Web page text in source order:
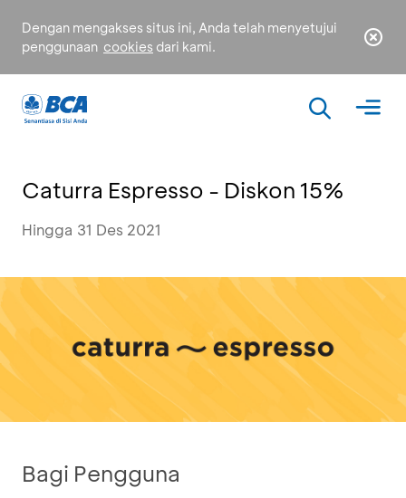
Dengan mengakses situs ini, Anda telah menyetujui
penggunaan cookies dari kami.
Caturra Espresso - Diskon 15%
Hingga 31 Des 2021
Bagi Pengguna